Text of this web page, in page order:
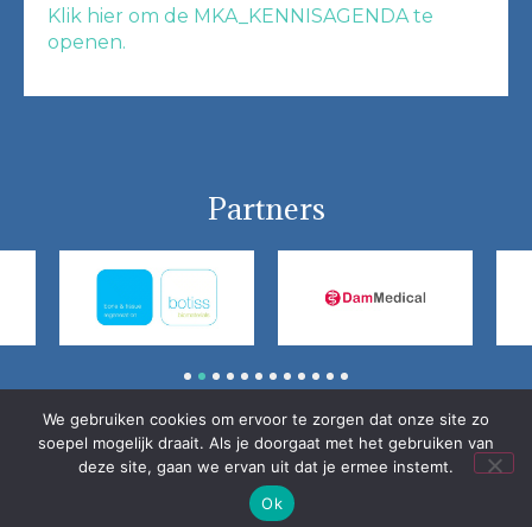
Klik hier om de MKA_KENNISAGENDA te
openen.
Partners
5 6 7 8 9 1011 12
© Nederlandse Vereniging voor Mondziekten, Kaak- en
Aangezichtschirurgie (NVMKA)
Vrijwaring / Privacy
We gebruiken cookies om ervoor te zorgen dat onze site zo
soepel mogelijk draait. Als je doorgaat met het gebruiken van
deze site, gaan we ervan uit dat je ermee instemt.
Ok